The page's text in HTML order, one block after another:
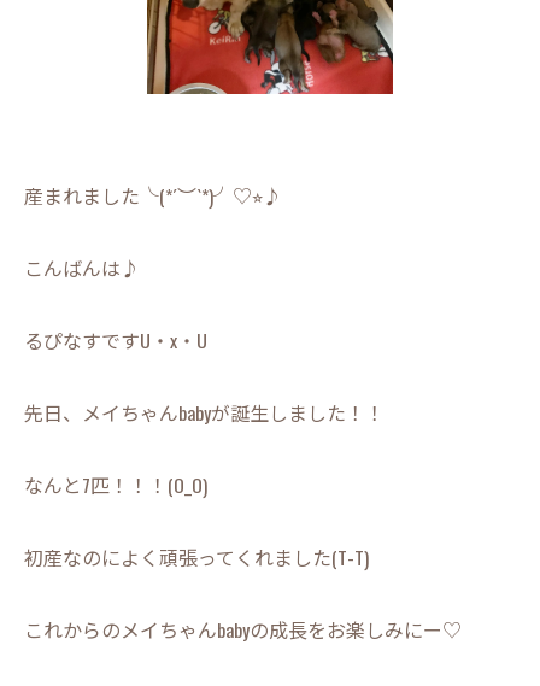
産まれました╰(*´︶`*)╯♡⭐︎♪
こんばんは♪
るぴなすですU・x・U
先日、メイちゃんbabyが誕生しました！！
なんと7匹！！！(O_O)
初産なのによく頑張ってくれました(T-T)
これからのメイちゃんbabyの成長をお楽しみにー♡